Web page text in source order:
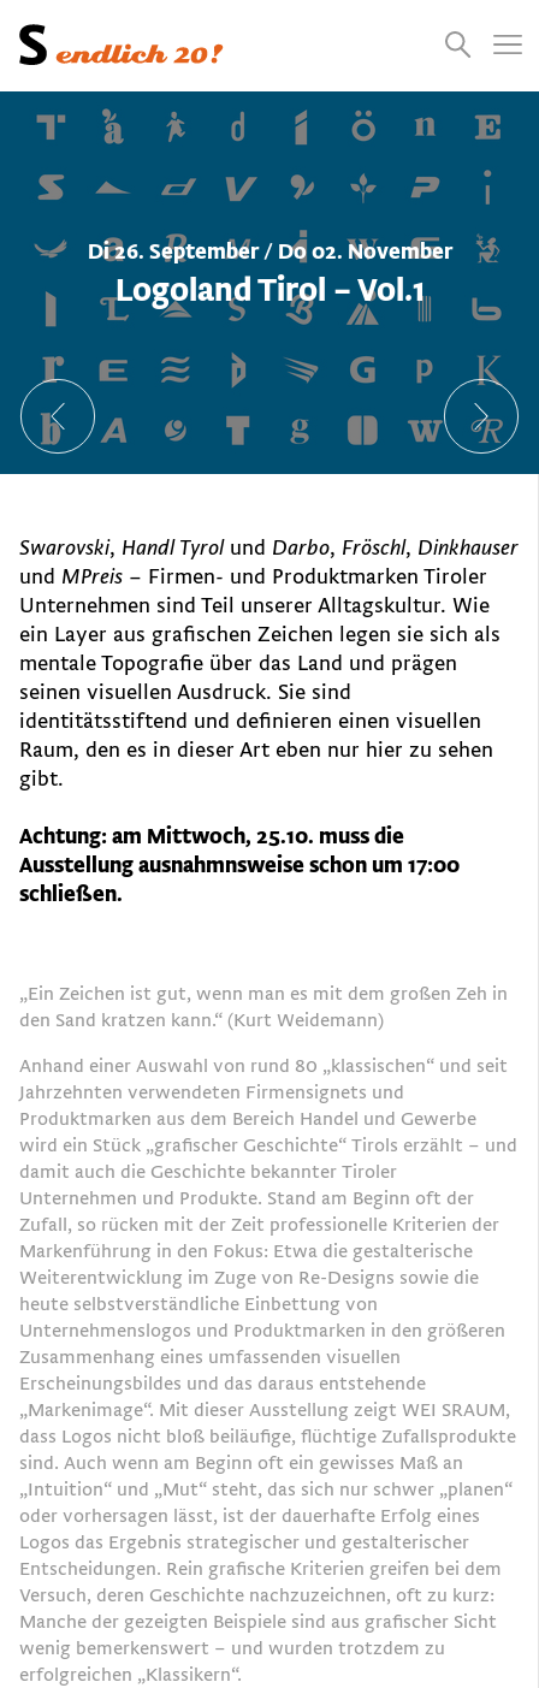
Presse
Videos Jobs
Suchen
Di 26. September / Do 02. November
Logoland Tirol – Vol.1
Swarovski, Handl Tyrolund Darbo, Fröschl, Dinkhauser
und MPreis – Firmen- und Produktmarken Tiroler
Unternehmen sind Teil unserer Alltagskultur. Wie
ein Layer aus grafischen Zeichen legen sie sich als
mentale Topografie über das Land und prägen
seinen visuellen Ausdruck. Sie sind
identitätsstiftend und definieren einen visuellen
Raum, den es in dieser Art eben nur hier zu sehen
gibt.
Achtung: am Mittwoch, 25.10. muss die
Ausstellung ausnahmnsweise schon um 17:00
schließen.
„Ein Zeichen ist gut, wenn man es mit dem großen Zeh in
den Sand kratzen kann.“ (Kurt Weidemann)
Anhand einer Auswahl von rund 80 „klassischen“ und seit
Jahrzehnten verwendeten Firmensignets und
Produktmarken aus dem Bereich Handel und Gewerbe
wird ein Stück „grafischer Geschichte“ Tirols erzählt – und
damit auch die Geschichte bekannter Tiroler
Unternehmen und Produkte. Stand am Beginn oft der
Zufall, so rücken mit der Zeit professionelle Kriterien der
Markenführung in den Fokus: Etwa die gestalterische
Weiterentwicklung im Zuge von Re-Designs sowie die
heute selbstverständliche Einbettung von
Unternehmenslogos und Produktmarken in den größeren
Zusammenhang eines umfassenden visuellen
Erscheinungsbildes und das daraus entstehende
„Markenimage“. Mit dieser Ausstellung zeigt WEI SRAUM,
dass Logos nicht bloß beiläufige, flüchtige Zufallsprodukte
sind. Auch wenn am Beginn oft ein gewisses Maß an
„Intuition“ und „Mut“ steht, das sich nur schwer „planen“
oder vorhersagen lässt, ist der dauerhafte Erfolg eines
Logos das Ergebnis strategischer und gestalterischer
Entscheidungen. Rein grafische Kriterien greifen bei dem
Versuch, deren Geschichte nachzuzeichnen, oft zu kurz:
Manche der gezeigten Beispiele sind aus grafischer Sicht
wenig bemerkenswert – und wurden trotzdem zu
erfolgreichen „Klassikern“.